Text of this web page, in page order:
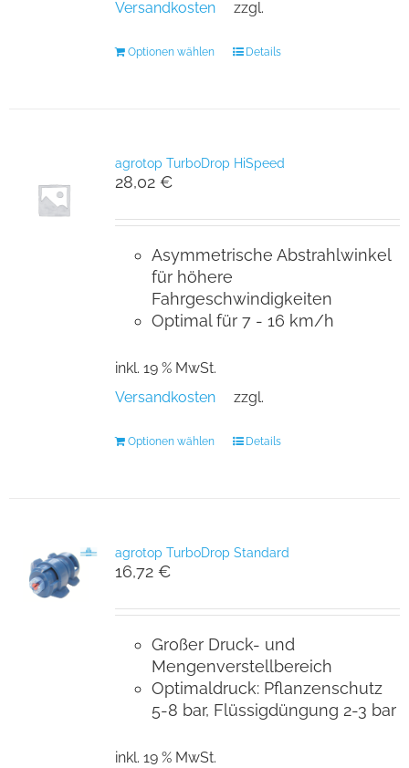
zzgl.
Versandkosten
Optionen wählen Details
agrotop TurboDrop HiSpeed
28,02 €
Asymmetrische Abstrahlwinkel
für höhere
Fahrgeschwindigkeiten
Optimal für 7 - 16 km/h
inkl. 19 % MwSt.
zzgl.
Versandkosten
Optionen wählen Details
agrotop TurboDrop Standard
16,72 €
Großer Druck- und
Mengenverstellbereich
Optimaldruck: Pflanzenschutz
5-8 bar, Flüssigdüngung 2-3 bar
inkl. 19 % MwSt.